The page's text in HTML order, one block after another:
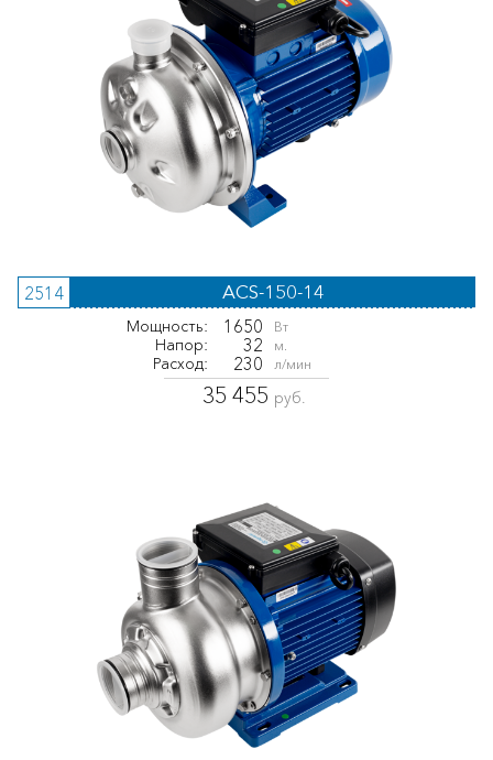
2514 ACS-150-14
Мощность: 1650 Вт
Напор: 32 м.
Расход: 230 л/мин
35 455 руб.